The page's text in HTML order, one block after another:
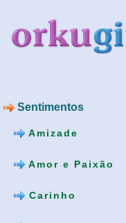
Sentimentos
Amizade
Amor e Paixão
Carinho